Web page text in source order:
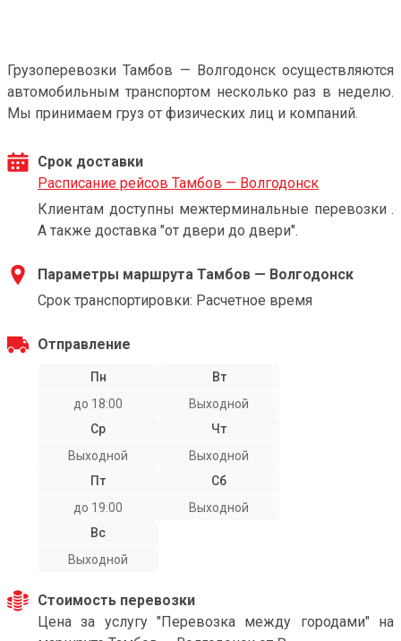
Грузоперевозки Тамбов — Волгодонск осуществляются
автомобильным транспортом несколько раз в неделю.
Мы принимаем груз от физических лиц и компаний.
Срок доставки
Расписание рейсов Тамбов — Волгодонск
Клиентам доступны межтерминальные перевозки .
А также доставка "от двери до двери".
Параметры маршрута Тамбов — Волгодонск
Срок транспортировки: Расчетное время
Отправление
Пн
до 18:00
Вт
Выходной
Ср
Выходной
Чт
Выходной
Пт
до 19:00
Сб
Выходной
Вс
Выходной
Стоимость перевозки
Цена за услугу "Перевозка между городами" на